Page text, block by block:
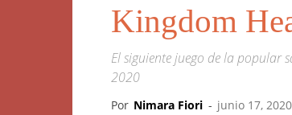
Kingdom
El siguiente juego de la popular
2020
Por Nimara Fiori - junio 17, 2020